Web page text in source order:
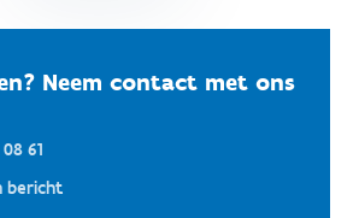
Neem contact met ons
61
bericht